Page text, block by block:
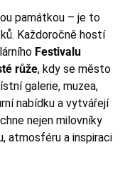
památkou – je to
Každoročně hostí
Festivalu
růže, kdy se město
galerie, muzea,
nabídku a vytvářejí
nejen milovníky
atmosféru a inspiraci